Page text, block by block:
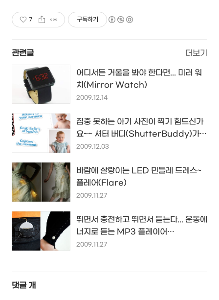
7 구독하기
관련글 더보기
어디서든 거울을 봐야 한다면... 미러 워
치(Mirror Watch)
2009.12.14
집중 못하는 아기 사진이 찍기 힘드신가
요~~ 셔터 버디(ShutterBuddy)가
있어요
2009.12.03
바람에 살랑이는 LED 민들레 드레스~
플레어(Flare)
2009.11.27
뛰면서 충전하고 뛰면서 듣는다... 운동에
너지로 듣는 MP3 플레이어
Dancepants
2009.11.27
댓글 개